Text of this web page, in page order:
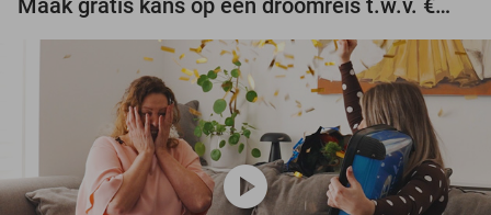
play_circle